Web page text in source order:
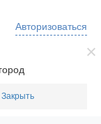
Закрыть
Авторизоваться